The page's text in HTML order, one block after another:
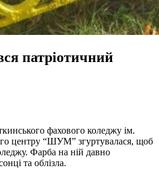
патріотичний
фахового коледжу ім.
центру “ШУМ” згуртувалася, щоб
Фарба на ній давно
та облізла.